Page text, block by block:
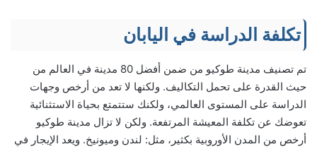
تكلفة الدراسة في اليابان
تم تصنيف مدينة طوكيو من ضمن أفضل 80 مدينة في العالم من
حيث القدرة على تحمل التكاليف. ولكنها لا تعد من أرخص وجهات
الدراسة على المستوى العالمي، ولكنك ستتمتع بحياة الاستثنائية
تعوضك عن تكلفة المعيشة المرتفعة. ولكن لا تزال مدينة طوكيو
أرخص من المدن الأوروبية بكثير، مثل: لندن وميونيخ. ويعد الإيجار في